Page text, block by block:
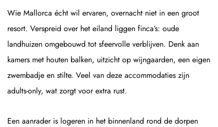
Wie Mallorca écht wil ervaren, overnacht niet in een groot
resort. Verspreid over het eiland liggen finca’s: oude
landhuizen omgebouwd tot sfeervolle verblijven. Denk aan
kamers met houten balken, uitzicht op wijngaarden, een eigen
zwembadje en stilte. Veel van deze accommodaties zijn
adults-only, wat zorgt voor extra rust.
Een aanrader is logeren in het binnenland rond de dorpen